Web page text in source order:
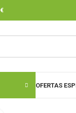
OFERTAS